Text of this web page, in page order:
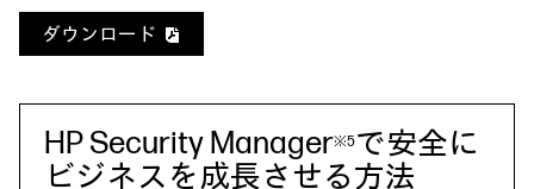
ダウンロード
HP Security Manager※5で安全に
ビジネスを成長させる方法